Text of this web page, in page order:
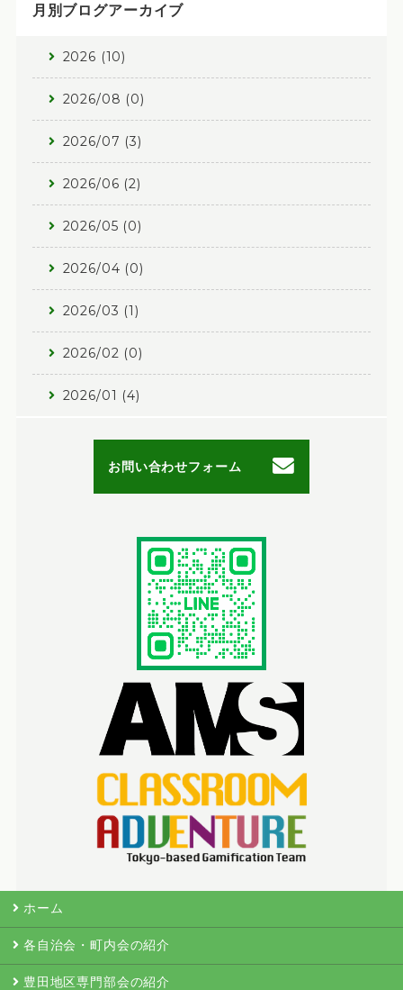
月別ブログアーカイブ
2026 (10)
2026/08 (0)
2026/07 (3)
2026/06 (2)
2026/05 (0)
2026/04 (0)
2026/03 (1)
2026/02 (0)
2026/01 (4)
お問い合わせフォーム
ホーム
各自治会・町内会の紹介
豊田地区専門部会の紹介